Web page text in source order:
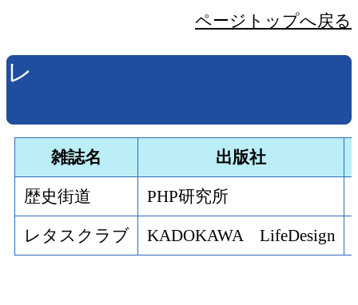
ページトップへ戻る
レ
雑誌名 出版社
歴史街道 PHP研究所
レタスクラブ KADOKAWA LifeDesign